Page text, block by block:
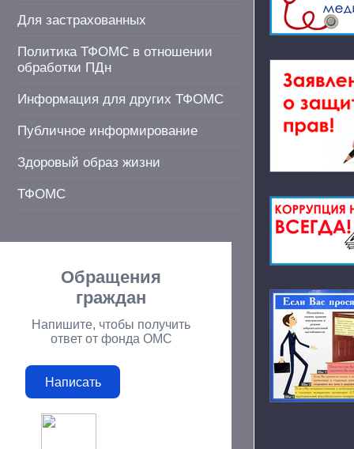
Для застрахованных
Политика ТФОМС в отношении
обработки ПДн
Информация для других ТФОМС
Публичное информирование
Здоровый образ жизни
ТФОМС
Обращения
граждан
Напишите, чтобы получить
ответ от фонда ОМС
Написать